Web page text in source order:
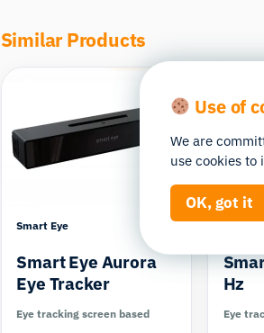
Similar Products
Smart Eye
Smart Eye Aurora
Eye Tracker
Eye tracking screen based
Compare
Smart
Hz
Eye
Use of
We are
use cookies to
OK, got it